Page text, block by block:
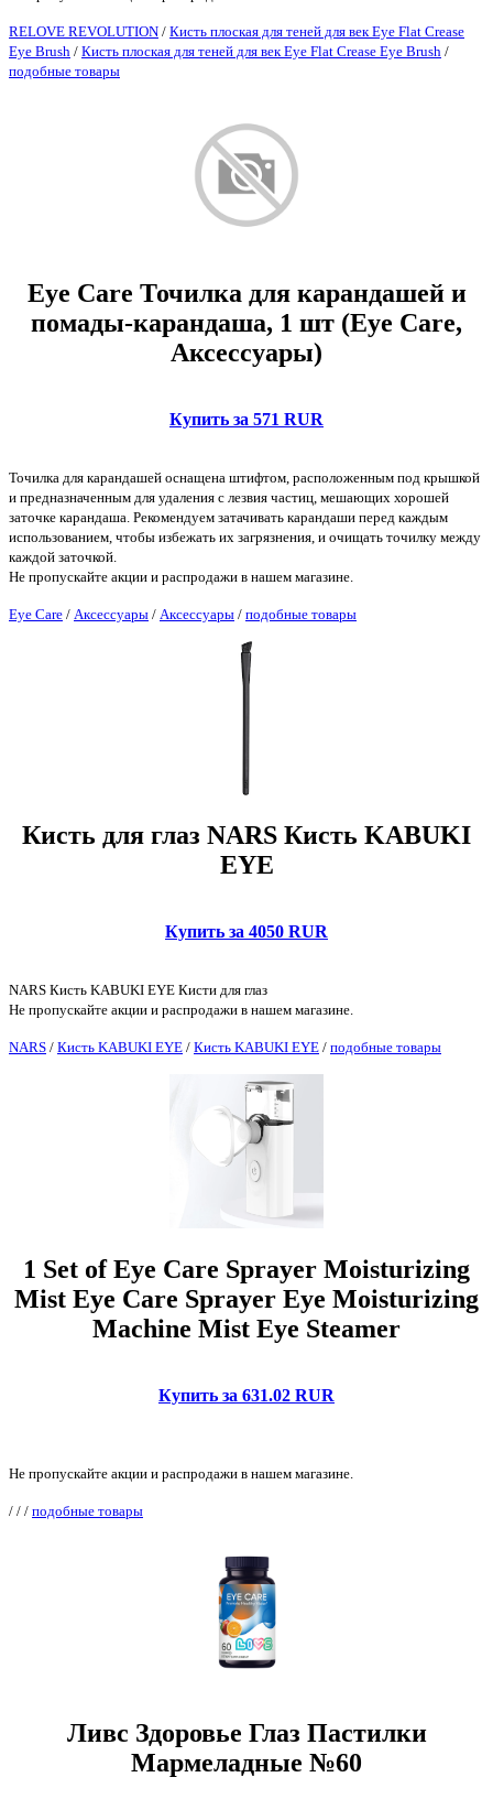
RELOVE REVOLUTION / Кисть плоская для теней для век Eye Flat Crease
Eye Brush / Кисть плоская для теней для век Eye Flat Crease Eye Brush /
подобные товары
Eye Care Точилка для карандашей и
помады-карандаша, 1 шт (Eye Care,
Аксессуары)
Купить за 571 RUR
Точилка для карандашей оснащена штифтом, расположенным под крышкой
и предназначенным для удаления с лезвия частиц, мешающих хорошей
заточке карандаша. Рекомендуем затачивать карандаши перед каждым
использованием, чтобы избежать их загрязнения, и очищать точилку между
каждой заточкой.
Не пропускайте акции и распродажи в нашем магазине.
Eye Care / Аксессуары / Аксессуары / подобные товары
Кисть для глаз NARS Кисть KABUKI
EYE
Купить за 4050 RUR
NARS Кисть KABUKI EYE Кисти для глаз
Не пропускайте акции и распродажи в нашем магазине.
NARS / Кисть KABUKI EYE / Кисть KABUKI EYE / подобные товары
1 Set of Eye Care Sprayer Moisturizing
Mist Eye Care Sprayer Eye Moisturizing
Machine Mist Eye Steamer
Купить за 631.02 RUR
Не пропускайте акции и распродажи в нашем магазине.
/ / / подобные товары
Ливс Здоровье Глаз Пастилки
Мармеладные №60